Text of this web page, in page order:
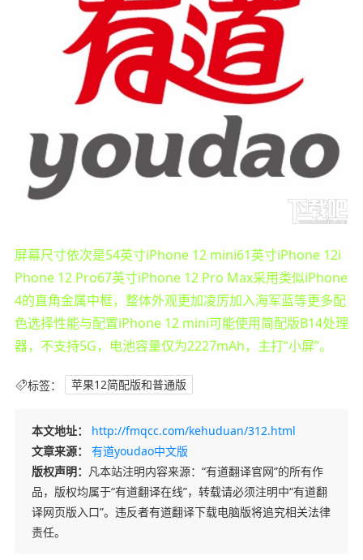
屏幕尺寸依次是54英寸iPhone 12 mini61英寸iPhone 12i
Phone 12 Pro67英寸iPhone 12 Pro Max采用类似iPhone
4的直角金属中框，整体外观更加凌厉加入海军蓝等更多配
色选择性能与配置iPhone 12 mini可能使用简配版B14处理
器，不支持5G，电池容量仅为2227mAh，主打“小屏”。
标签： 苹果12简配版和普通版
本文地址：
http://fmqcc.com/kehuduan/312.html
文章来源：
有道youdao中文版
版权声明： 凡本站注明内容来源：“有道翻译官网”的所有作
品，版权均属于“有道翻译在线”，转载请必须注明中“有道翻
译网页版入口”。违反者有道翻译下载电脑版将追究相关法律
责任。